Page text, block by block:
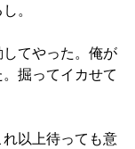
。
てやった。俺が
掘ってイカせて
以上待っても意